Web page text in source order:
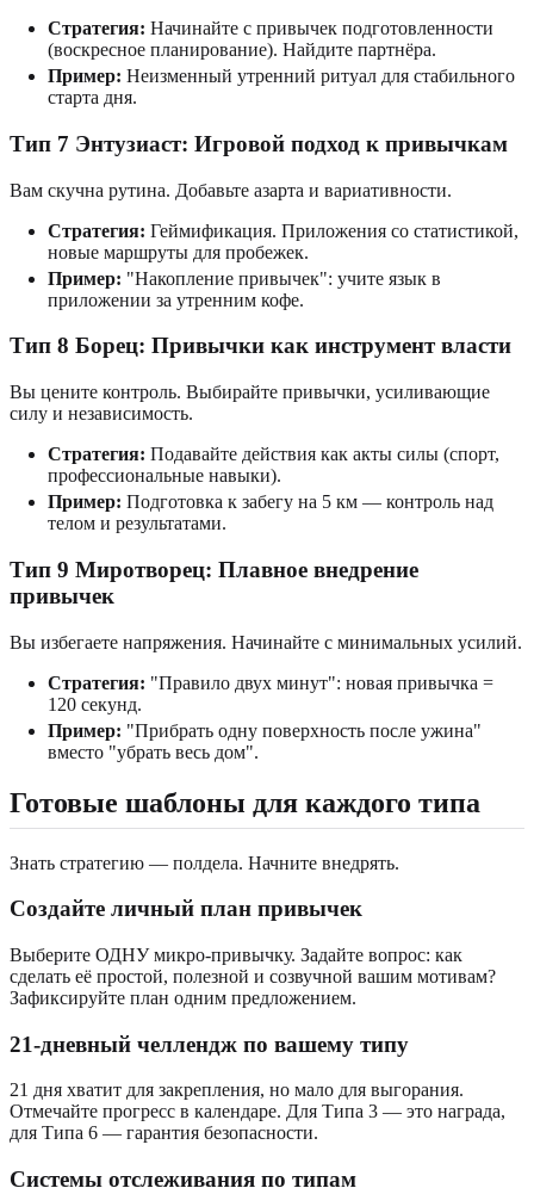
Стратегия: Начинайте с привычек подготовленности
(воскресное планирование). Найдите партнёра.
Пример: Неизменный утренний ритуал для стабильного
старта дня.
Тип 7 Энтузиаст: Игровой подход к привычкам
Вам скучна рутина. Добавьте азарта и вариативности.
Стратегия: Геймификация. Приложения со статистикой,
новые маршруты для пробежек.
Пример: "Накопление привычек": учите язык в
приложении за утренним кофе.
Тип 8 Борец: Привычки как инструмент власти
Вы цените контроль. Выбирайте привычки, усиливающие
силу и независимость.
Стратегия: Подавайте действия как акты силы (спорт,
профессиональные навыки).
Пример: Подготовка к забегу на 5 км — контроль над
телом и результатами.
Тип 9 Миротворец: Плавное внедрение
привычек
Вы избегаете напряжения. Начинайте с минимальных усилий.
Стратегия: "Правило двух минут": новая привычка =
120 секунд.
Пример: "Прибрать одну поверхность после ужина"
вместо "убрать весь дом".
Готовые шаблоны для каждого типа
Знать стратегию — полдела. Начните внедрять.
Создайте личный план привычек
Выберите ОДНУ микро-привычку. Задайте вопрос: как
сделать её простой, полезной и созвучной вашим мотивам?
Зафиксируйте план одним предложением.
21-дневный челлендж по вашему типу
21 дня хватит для закрепления, но мало для выгорания.
Отмечайте прогресс в календаре. Для Типа 3 — это награда,
для Типа 6 — гарантия безопасности.
Системы отслеживания по типам